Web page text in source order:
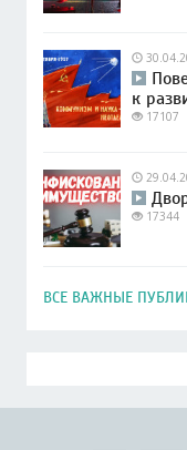
к
17107
17344
ВСЕ ВАЖНЫЕ